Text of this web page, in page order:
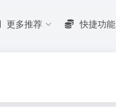
更多推荐 快捷功能